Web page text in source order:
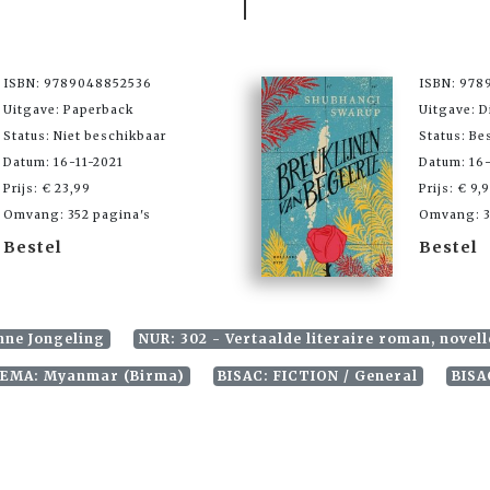
ISBN: 9789048852536
Uitgave: Paperback
Status: Niet beschikbaar
Datum: 16-11-2021
Prijs: € 23,99
Omvang: 352 pagina's
Bestel
ISBN:
Uitgave:
Status:
Datum:
Prijs: €
Omvang:
Bestel
Jongeling NUR: 302 - Vertaalde literaire roman,
Myanmar (Birma) BISAC: FICTION / General